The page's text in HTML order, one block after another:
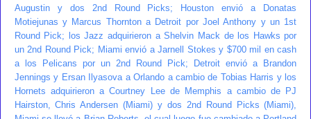
Augustin y dos 2nd Round Picks; Houston envió a Donatas
Motiejunas y Marcus Thornton a Detroit por Joel Anthony y un 1st
Round Pick; los Jazz adquirieron a Shelvin Mack de los Hawks por
un 2nd Round Pick; Miami envió a Jarnell Stokes y $700 mil en cash
a los Pelicans por un 2nd Round Pick; Detroit envió a Brandon
Jennings y Ersan Ilyasova a Orlando a cambio de Tobias Harris y los
Hornets adquirieron a Courtney Lee de Memphis a cambio de PJ
Hairston, Chris Andersen (Miami) y dos 2nd Round Picks (Miami),